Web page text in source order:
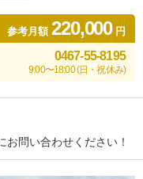
参考月額220,000円
0467-55-8195
9:00〜18:00 (日・祝休み)
問い合わせください！